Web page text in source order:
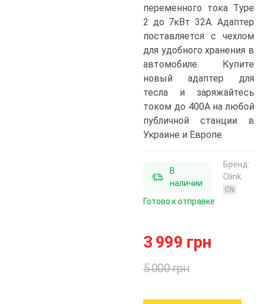
переменного тока Type
2 до 7кВт 32А. Адаптер
поставляется с чехлом
для удобного хранения в
автомобиле. Купите
новый адаптер для
тесла и заряжайтесь
током до 400А на любой
публичной станции в
Украине и Европе.
В
наличии
Бренд:
Olink
CN
Готово к отправке
3 999 грн
5 000 грн